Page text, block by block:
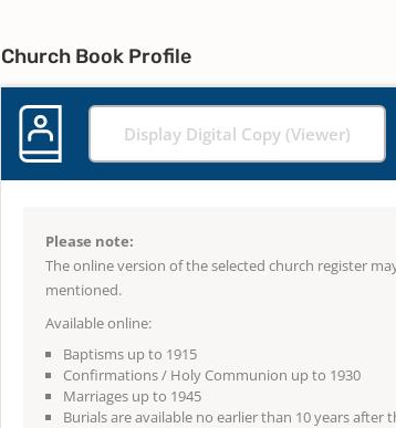
Church Book Profile
Display Digital Copy (Viewer)
Please note:
The online version of the selected church register
mentioned.
Available online:
Baptisms up to 1915
Confirmations / Holy Communion up to 1930
Marriages up to 1945
Burials are available no earlier than 10 years after